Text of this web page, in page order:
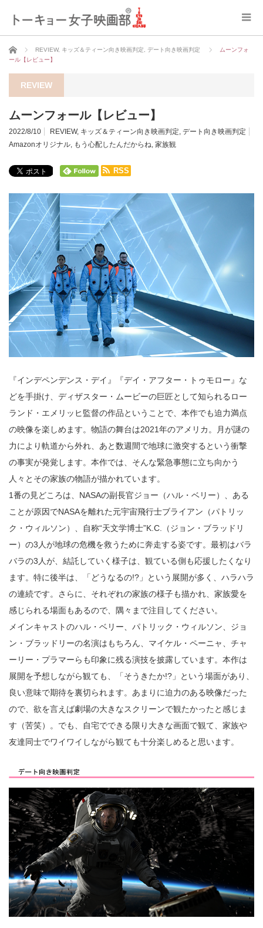
ホーム REVIEW, キッズ＆ティーン向き映画判定 デート向き映画判定
ムーンフォ
ール【レビュー】
REVIEW
ムーンフォール【レビュー】
2022/8/10 REVIEW, キッズ＆ティーン向き映画判定, デート向き映画判定
Amazonオリジナル, もう心配したんだからね, 家族観
RSS
『インデペンデンス・デイ』『デイ・アフター・トゥモロー』な
どを手掛け、ディザスター・ムービーの巨匠として知られるロー
ランド・エメリッヒ監督の作品ということで、本作でも迫力満点
の映像を楽しめます。物語の舞台は2021年のアメリカ。月が謎の
力により軌道から外れ、あと数週間で地球に激突するという衝撃
の事実が発覚します。本作では、そんな緊急事態に立ち向かう
人々とその家族の物語が描かれています。
1番の見どころは、NASAの副長官ジョー（ハル・ベリー）、ある
ことが原因でNASAを離れた元宇宙飛行士ブライアン（パトリッ
ク・ウィルソン）、自称“天文学博士”K.C.（ジョン・ブラッドリ
ー）の3人が地球の危機を救うために奔走する姿です。最初はバラ
バラの3人が、結託していく様子は、観ている側も応援したくなり
ます。特に後半は、「どうなるの!?」という展開が多く、ハラハラ
の連続です。さらに、それぞれの家族の様子も描かれ、家族愛を
感じられる場面もあるので、隅々まで注目してください。
メインキャストのハル・ベリー、パトリック・ウィルソン、ジョ
ン・ブラッドリーの名演はもちろん、マイケル・ペーニャ、チャ
ーリー・プラマーらも印象に残る演技を披露しています。本作は
展開を予想しながら観ても、「そうきたか!?」という場面があり、
良い意味で期待を裏切られます。あまりに迫力のある映像だった
ので、欲を言えば劇場の大きなスクリーンで観たかったと感じま
す（苦笑）。でも、自宅でできる限り大きな画面で観て、家族や
友達同士でワイワイしながら観ても十分楽しめると思います。